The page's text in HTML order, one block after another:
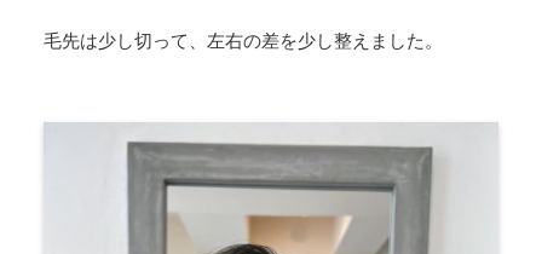
毛先は少し切って、左右の差を少し整えました。